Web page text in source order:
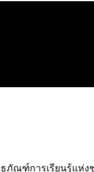
ภัณฑ์การเรียนรู้แห่ง